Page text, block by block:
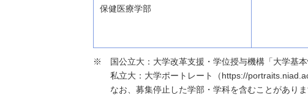
保健医療学部
国公立大：大学改革支援・学位授与機構「大学基
私立大：大学ポートレート（https://
なお、募集停止した学部・学科を含むことがありま